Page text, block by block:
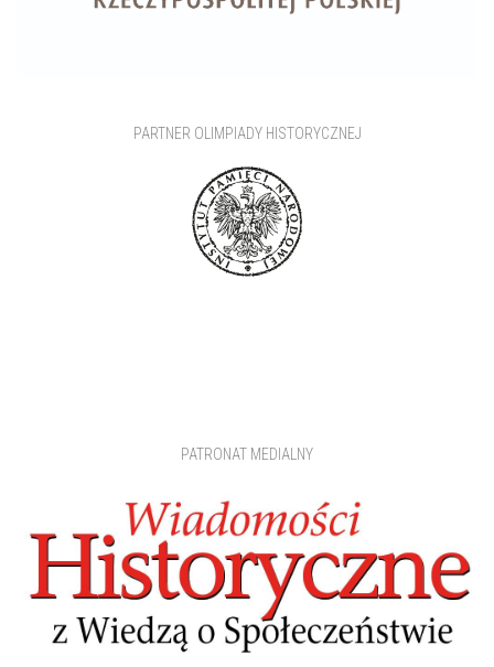
PARTNER OLIMPIADY HISTORYCZNEJ
PATRONAT MEDIALNY